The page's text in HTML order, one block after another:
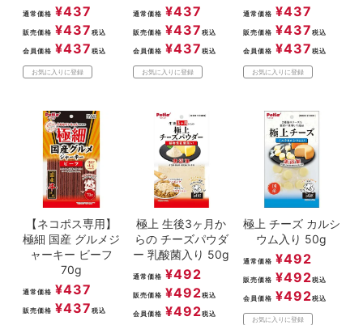
通常価格 ¥437
販売価格 ¥437 税込
会員価格 ¥437 税込
お気に入りに登録
通常価格 ¥437
販売価格 ¥437 税込
会員価格 ¥437 税込
お気に入りに登録
通常価格 ¥437
販売価格 ¥437 税込
会員価格 ¥437 税込
お気に入りに登録
【ネコポス専用】
極細 国産 グルメジ
ャーキー ビーフ
70g
通常価格 ¥437
販売価格 ¥437 税込
極上 生後3ヶ月か
らの チーズパウダ
ー 乳酸菌入り 50g
通常価格 ¥492
販売価格 ¥492税込
会員価格 ¥492税込
極上 チーズ カルシ
ウム入り 50g
通常価格 ¥492
販売価格 ¥492税込
会員価格 ¥492税込
お気に入りに登録